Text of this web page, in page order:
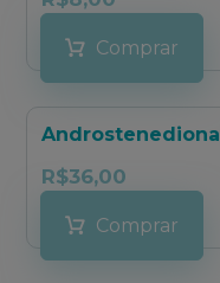
Comprar
Androstenediona
R$36,00
Comprar